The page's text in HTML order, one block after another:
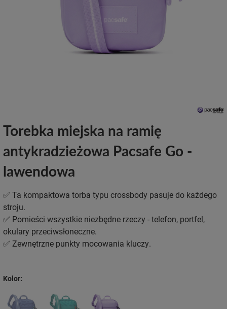
Torebka miejska na ramię
antykradzieżowa Pacsafe Go -
lawendowa
✅ Ta kompaktowa torba typu crossbody pasuje do każdego
stroju.
✅ Pomieści wszystkie niezbędne rzeczy - telefon, portfel,
okulary przeciwsłoneczne.
✅ Zewnętrzne punkty mocowania kluczy.
Kolor